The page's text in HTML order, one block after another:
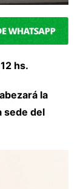
hs.
la
sede del